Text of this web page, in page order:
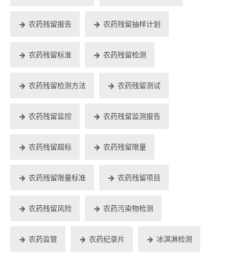
农药残留报告 农药残留抽样计划
农药残留标准 农药残留检测
农药残留检测方法 农药残留测试
农药残留监控 农药残留监测报告
农药残留超标 农药残留限量
农药残留限量标准 农药残留项目
农药残留风险 农药污染物检测
农药监管 农药纪录片 冰淇淋检测